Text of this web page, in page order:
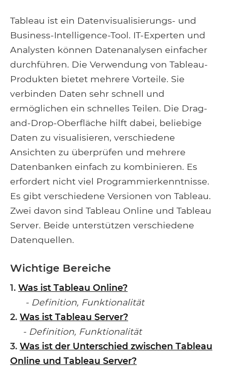
Tableau ist ein Datenvisualisierungs- und
Business-Intelligence-Tool. IT-Experten und
Analysten können Datenanalysen einfacher
durchführen. Die Verwendung von Tableau-
Produkten bietet mehrere Vorteile. Sie
verbinden Daten sehr schnell und
ermöglichen ein schnelles Teilen. Die Drag-
and-Drop-Oberfläche hilft dabei, beliebige
Daten zu visualisieren, verschiedene
Ansichten zu überprüfen und mehrere
Datenbanken einfach zu kombinieren. Es
erfordert nicht viel Programmierkenntnisse.
Es gibt verschiedene Versionen von Tableau.
Zwei davon sind Tableau Online und Tableau
Server. Beide unterstützen verschiedene
Datenquellen.
Wichtige Bereiche
1. Was ist Tableau Online?
- Definition, Funktionalität
2. Was ist Tableau Server?
- Definition, Funktionalität
3. Was ist der Unterschied zwischen Tableau
Online und Tableau Server?